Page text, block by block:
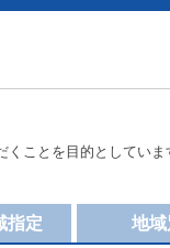
ことを目的としていま
地
指定